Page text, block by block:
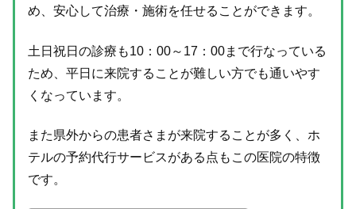
め、安心して治療・施術を任せることができます。
土日祝日の診療も10：00～17：00まで行なっている
ため、平日に来院することが難しい方でも通いやす
くなっています。
また県外からの患者さまが来院することが多く、ホ
テルの予約代行サービスがある点もこの医院の特徴
です。